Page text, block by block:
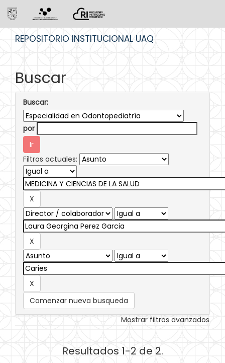
REPOSITORIO INSTITUCIONAL UAQ
Buscar
Buscar:
por
Filtros actuales:
Comenzar nueva busqueda
Mostrar filtros avanzados
Resultados 1-2 de 2.